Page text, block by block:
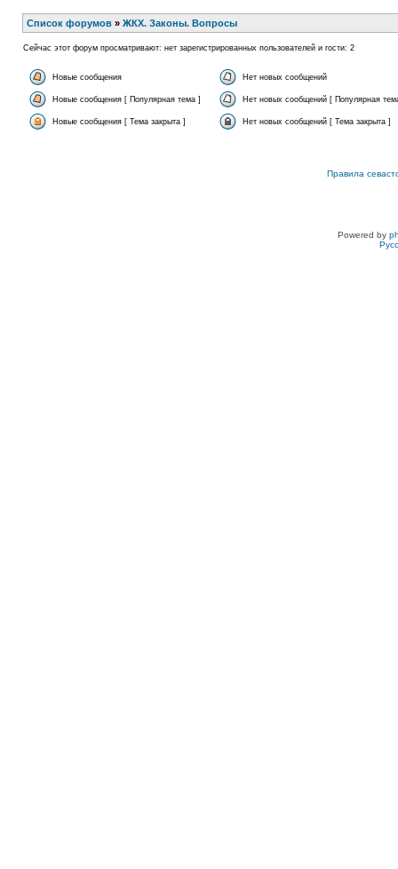
Список форумов » ЖКХ. Законы. Вопросы
Сейчас этот форум просматривают: нет зарегистрированных пользователей и гости: 2
Новые сообщения Нет новых сообщений
Новые сообщения [ Популярная тема ] Нет новых сообщений [ Популярная
Новые сообщения [ Тема закрыта ] Нет новых сообщений [ Тема закрыта ]
Правила
Powered by